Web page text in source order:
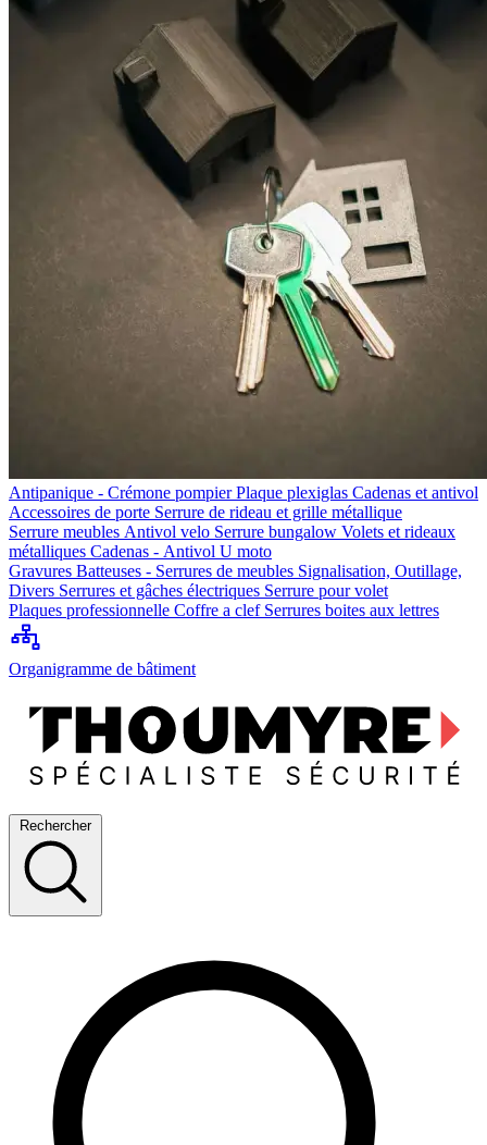
Antipanique - Crémone pompierPlaque plexiglas Cadenas et antivol
Accessoires de porte Serrure de rideau et grille métallique
Serrure meubles Antivol velo Serrure bungalow Volets et rideaux
métalliques Cadenas - Antivol U moto
Gravures Batteuses - Serrures de meubles Signalisation, Outillage,
Divers Serrures et gâches électriques Serrure pour volet
Plaques professionnelle Coffre a clef Serrures boites aux lettres
Organigramme de bâtiment
Rechercher